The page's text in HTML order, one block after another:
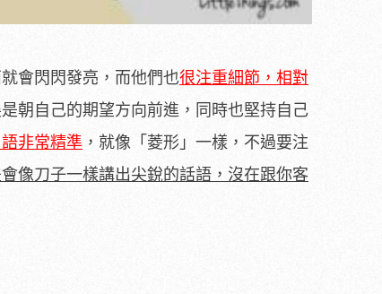
會閃閃發亮，而他們也很注重細節，相對
朝自己的期望方向前進，同時也堅持自己
非常精準 ，就像「菱形」一樣，不過要注
像刀子一樣講出尖銳的話語，沒在跟你客